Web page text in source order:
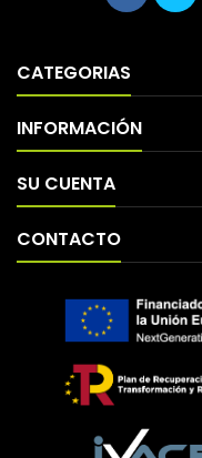
CATEGORIAS
INFORMACIÓN
SU CUENTA
CONTACTO